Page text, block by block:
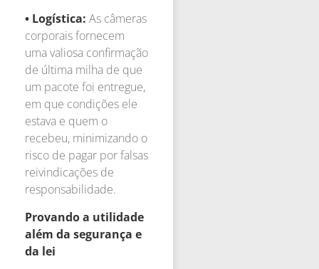
• Logística: As câmeras
corporais fornecem
uma valiosa confirmação
de última milha de que
um pacote foi entregue,
em que condições ele
estava e quem o
recebeu, minimizando o
risco de pagar por falsas
reivindicações de
responsabilidade.
Provando a utilidade
além da segurança e
da lei